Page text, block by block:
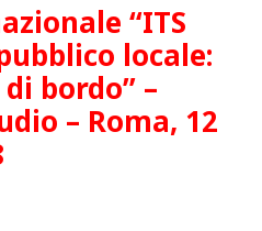
“ITS
locale:
bordo” –
– Roma, 12